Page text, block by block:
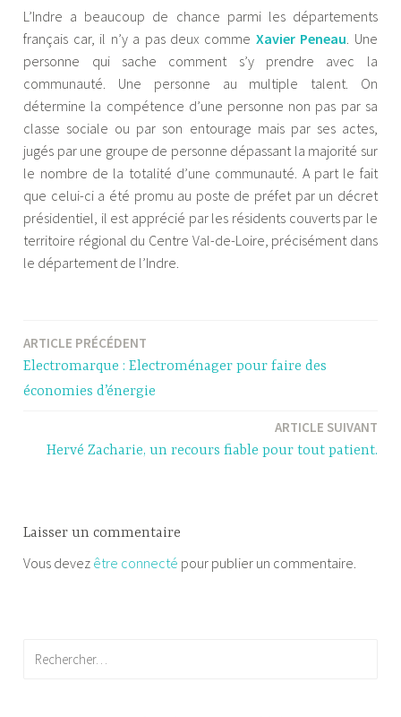
L’Indre a beaucoup de chance parmi les départements
français car, il n’y a pas deux comme Xavier Peneau. Une
personne qui sache comment s’y prendre avec la
communauté. Une personne au multiple talent. On
détermine la compétence d’une personne non pas par sa
classe sociale ou par son entourage mais par ses actes,
jugés par une groupe de personne dépassant la majorité sur
le nombre de la totalité d’une communauté. A part le fait
que celui-ci a été promu au poste de préfet par un décret
présidentiel, il est apprécié par les résidents couverts par le
territoire régional du Centre Val-de-Loire, précisément dans
le département de l’Indre.
Navigation
de
ARTICLE PRÉCÉDENT
Electromarque : Electroménager pour faire des
économies d’énergie
ARTICLE SUIVANT
Hervé Zacharie, un recours fiable pour tout patient.
Laisser un commentaire
Vous devez être connecté pour publier un commentaire.